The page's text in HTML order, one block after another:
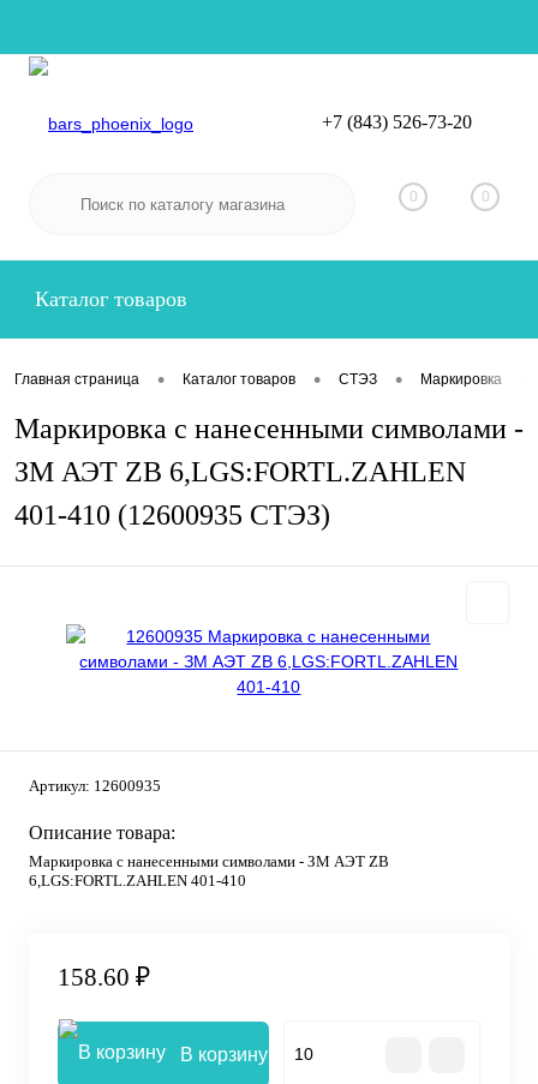
Вход
+7 (843) 526-73-20
0 0
Каталог товаров
Главная страница • Каталог товаров • СТЭЗ • Маркировка
Маркировка с нанесенными символами -
ЗМ АЭТ ZB 6,LGS:FORTL.ZAHLEN
401-410 (12600935 СТЭЗ)
Артикул: 12600935
Описание товара:
Маркировка с нанесенными символами - ЗМ АЭТ ZB
6,LGS:FORTL.ZAHLEN 401-410
158.60 ₽
В корзину